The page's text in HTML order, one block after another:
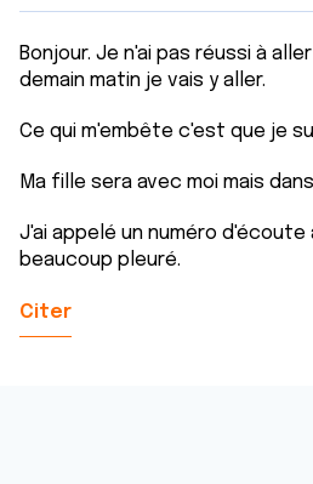
Bonjour. Je n'ai pas réussi à
demain matin je vais y aller.
Ce qui m'embête c'est que je
Ma fille sera avec moi mais
J'ai appelé un numéro d'écoute
beaucoup pleuré.
Citer